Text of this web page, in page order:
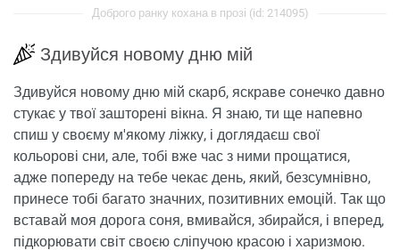
Доброго ранку кохана в прозі (id: 214095)
Здивуйся новому дню мій
Здивуйся новому дню мій скарб, яскраве сонечко давно
стукає у твої зашторені вікна. Я знаю, ти ще напевно
спиш у своєму м'якому ліжку, і доглядаєш свої
кольорові сни, але, тобі вже час з ними прощатися,
адже попереду на тебе чекає день, який, безсумнівно,
принесе тобі багато значних, позитивних емоцій. Так що
вставай моя дорога соня, вмивайся, збирайся, і вперед,
підкорювати світ своєю сліпучою красою і харизмою.